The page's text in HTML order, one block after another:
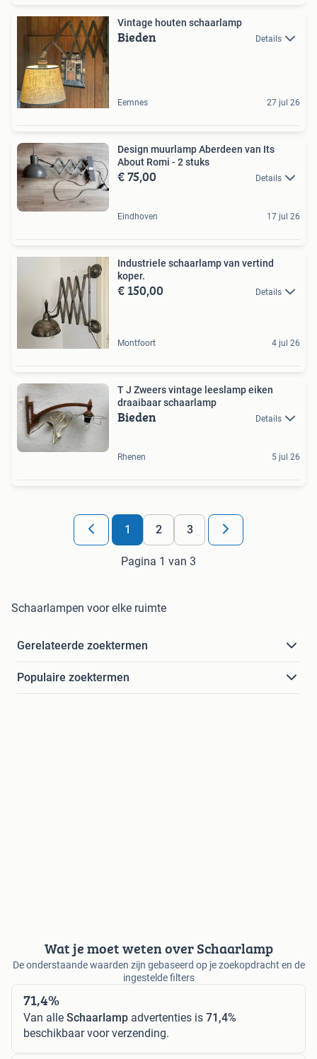
Vintage houten schaarlamp
Bieden Details
Eemnes 27 jul 26
Design muurlamp Aberdeen van Its
About Romi - 2 stuks
€ 75,00 Details
Eindhoven 17 jul 26
Industriele schaarlamp van vertind
koper.
€ 150,00 Details
Montfoort 4 jul 26
T J Zweers vintage leeslamp eiken
draaibaar schaarlamp
Bieden Details
Rhenen 5 jul 26
1 2 3
Pagina 1 van 3
Schaarlampen voor elke ruimte
Gerelateerde zoektermen
Populaire zoektermen
Wat je moet weten over Schaarlamp
De onderstaande waarden zijn gebaseerd op je zoekopdracht en de
ingestelde filters
71,4%
Van alle Schaarlamp advertenties is 71,4%
beschikbaar voor verzending.